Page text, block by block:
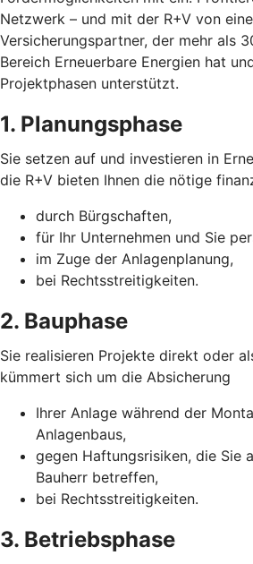
Netzwerk – und mit der R+V von
Versicherungspartner, der mehr als
Bereich Erneuerbare Energien hat
Projektphasen unterstützt.
1. Planungsphase
Sie setzen auf und investieren in
die R+V bieten Ihnen die nötige
durch Bürgschaften,
für Ihr Unternehmen und Sie
im Zuge der Anlagenplanung,
bei Rechtsstreitigkeiten.
2. Bauphase
Sie realisieren Projekte direkt oder
kümmert sich um die Absicherung
Ihrer Anlage während der
Anlagenbaus,
gegen Haftungsrisiken, die Sie
Bauherr betreffen,
bei Rechtsstreitigkeiten.
3. Betriebsphase